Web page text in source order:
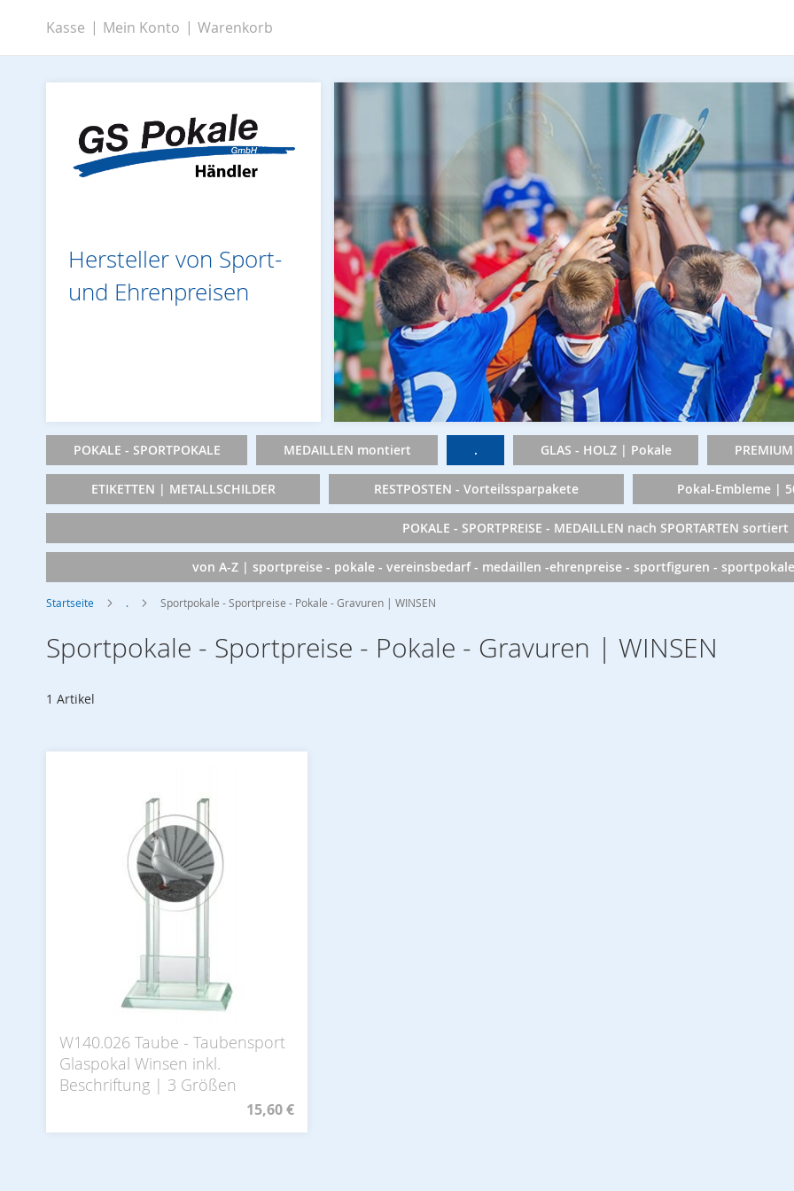
Zum
Inhalt
springen
Kasse Mein Konto Warenkorb
Hersteller von Sport-
und Ehrenpreisen
POKALE - SPORTPOKALE MEDAILLEN montiert . GLAS - HOLZ | Pokale
ETIKETTEN | METALLSCHILDER RESTPOSTEN - Vorteilssparpakete Pokal-Embleme |
POKALE - SPORTPREISE - MEDAILLEN nach SPORTARTEN sortiert
von A-Z | sportpreise - pokale - vereinsbedarf - medaillen -ehrenpreise - sportfiguren -
Startseite . Sportpokale - Sportpreise - Pokale - Gravuren | WINSEN
Sportpokale - Sportpreise - Pokale - Gravuren | WINSEN
1 Artikel
W140.026 Taube - Taubensport
Glaspokal Winsen inkl.
Beschriftung | 3 Größen
15,60 €